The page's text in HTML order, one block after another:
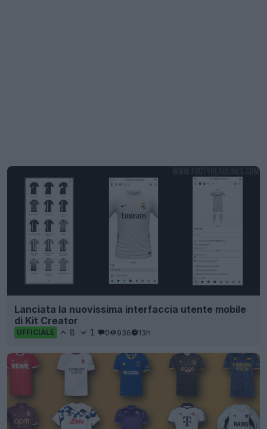
Lanciata la nuovissima interfaccia utente mobile
di Kit Creator
UFFICIALE 8 1 0 936 13h